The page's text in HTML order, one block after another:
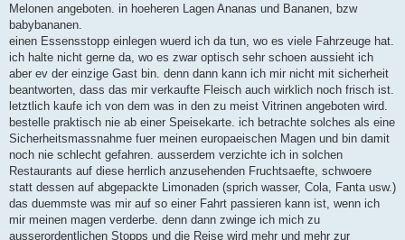
Melonen angeboten. in hoeheren Lagen Ananas und Bananen, bzw
babybananen.
einen Essensstopp einlegen wuerd ich da tun, wo es viele Fahrzeuge hat.
ich halte nicht gerne da, wo es zwar optisch sehr schoen aussieht ich
aber ev der einzige Gast bin. denn dann kann ich mir nicht mit sicherheit
beantworten, dass das mir verkaufte Fleisch auch wirklich noch frisch ist.
letztlich kaufe ich von dem was in den zu meist Vitrinen angeboten wird.
bestelle praktisch nie ab einer Speisekarte. ich betrachte solches als eine
Sicherheitsmassnahme fuer meinen europaeischen Magen und bin damit
noch nie schlecht gefahren. ausserdem verzichte ich in solchen
Restaurants auf diese herrlich anzusehenden Fruchtsaefte, schwoere
statt dessen auf abgepackte Limonaden (sprich wasser, Cola, Fanta usw.)
das duemmste was mir auf so einer Fahrt passieren kann ist, wenn ich
mir meinen magen verderbe. denn dann zwinge ich mich zu
ausserordentlichen Stopps und die Reise wird mehr und mehr zur